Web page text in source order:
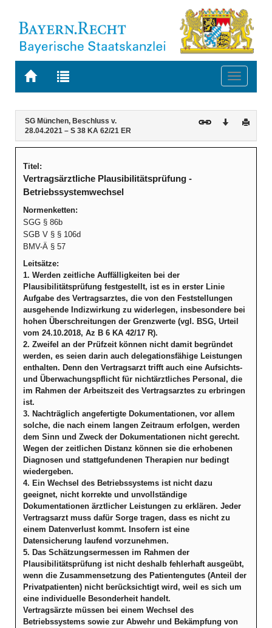
Zur
BAYERN.RECHT
Zur
letzten
Suche
Toggle
Navigation
Inhalt
SG München, Beschluss v.
28.04.2021 – S 38 KA 62/21 ER
Download
Titel:
Vertragsärztliche Plausibilitätsprüfung -
Betriebssystemwechsel
Normenketten:
SGG § 86b
SGB V § § 106d
BMV-Ä § 57
Leitsätze:
1. Werden zeitliche Auffälligkeiten bei der
Plausibilitätsprüfung festgestellt, ist es in erster Linie
Aufgabe des Vertragsarztes, die von den Feststellungen
ausgehende Indizwirkung zu widerlegen, insbesondere bei
hohen Überschreitungen der Grenzwerte (vgl. BSG, Urteil
vom 24.10.2018, Az B 6 KA 42/17 R).
2. Zweifel an der Prüfzeit können nicht damit begründet
werden, es seien darin auch delegationsfähige Leistungen
enthalten. Denn den Vertragsarzt trifft auch eine Aufsichts-
und Überwachungspflicht für nichtärztliches Personal, die
im Rahmen der Arbeitszeit des Vertragsarztes zu erbringen
ist.
3. Nachträglich angefertigte Dokumentationen, vor allem
solche, die nach einem langen Zeitraum erfolgen, werden
dem Sinn und Zweck der Dokumentationen nicht gerecht.
Wegen der zeitlichen Distanz können sie die erhobenen
Diagnosen und stattgefundenen Therapien nur bedingt
wiedergeben.
4. Ein Wechsel des Betriebssystems ist nicht dazu
geeignet, nicht korrekte und unvollständige
Dokumentationen ärztlicher Leistungen zu erklären. Jeder
Vertragsarzt muss dafür Sorge tragen, dass es nicht zu
einem Datenverlust kommt. Insofern ist eine
Datensicherung laufend vorzunehmen.
5. Das Schätzungsermessen im Rahmen der
Plausibilitätsprüfung ist nicht deshalb fehlerhaft ausgeübt,
wenn die Zusammensetzung des Patientengutes (Anteil der
Privatpatienten) nicht berücksichtigt wird, weil es sich um
eine individuelle Besonderheit handelt.
Vertragsärzte müssen bei einem Wechsel des
Betriebssystems sowie zur Abwehr und Bekämpfung von